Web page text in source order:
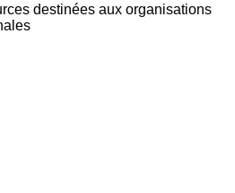
destinées aux organisations